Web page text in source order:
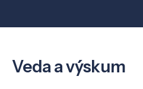
O nás
Veda a výskum